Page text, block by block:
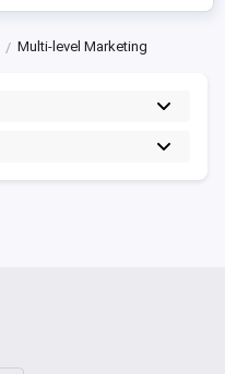
Multi-level Marketing